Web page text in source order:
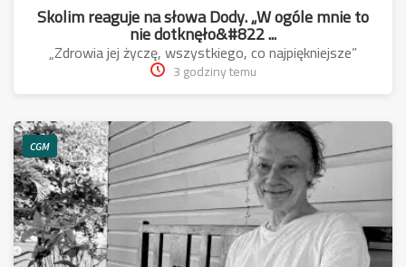
Skolim reaguje na słowa Dody. „W ogóle mnie to
nie dotknęło&#822 ...
„Zdrowia jej życzę, wszystkiego, co najpiękniejsze”
3 godziny temu
CGM